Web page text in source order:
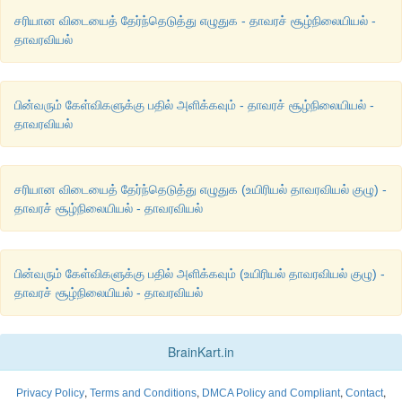
அத்துடன் செழுமையான நுண்ணுயிரிகளுடன் கூடிய
மடைவதால் மண்ணில் கனிமவளம் - அதிகரிக்கிறது. இறுதியில்
இதுவாகும். இந் நிலையின்போது பல்வேறு வகையான மரங்கள்
ஏதாவது ஒருவகையான தாவரத்தொகுப்பு உருவாகிறது
கலைச்சொல் அகராதி
சூழல் மண்டலம் :உயிருள்ள மற்றும் உயிரற்ற கூறுகளுக்கிடையே
பற்றி படிப்பது.
நிலைத்த தரம் :
சரியான விடையைத் தேர்ந்தெடுத்து எழுதுக - தாவரச் சூழ்நிலையியல் -
தாவரவியல்
பின்வரும் கேள்விகளுக்கு பதில் அளிக்கவும் - தாவரச் சூழ்நிலையியல் -
தாவரவியல்
சரியான விடையைத் தேர்ந்தெடுத்து எழுதுக (உயிரியல் தாவரவியல் குழு) -
தாவரச் சூழ்நிலையியல் - தாவரவியல்
பின்வரும் கேள்விகளுக்கு பதில் அளிக்கவும் (உயிரியல் தாவரவியல் குழு) -
தாவரச் சூழ்நிலையியல் - தாவரவியல்
BrainKart.in
Privacy Policy, Terms and Conditions, DMCA Policy and Compliant, Contact,